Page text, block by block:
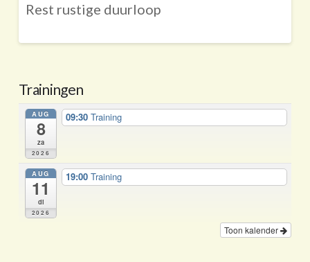
Rest rustige duurloop
Trainingen
AUG
8
za
2026
09:30Training
AUG
11
di
2026
19:00Training
Toon kalender